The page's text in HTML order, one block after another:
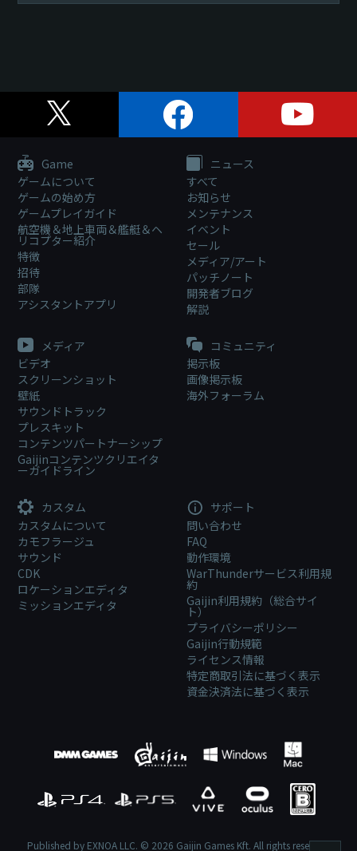
Game
ゲームについて
ゲームの始め方
ゲームプレイガイド
航空機＆地上車両＆艦艇＆ヘ
リコプター紹介
特徴
招待
部隊
アシスタントアプリ
ニュース
すべて
お知らせ
メンテナンス
イベント
セール
メディア/アート
パッチノート
開発者ブログ
解説
メディア
ビデオ
スクリーンショット
壁紙
サウンドトラック
プレスキット
コンテンツパートナーシップ
Gaijinコンテンツクリエイタ
ーガイドライン
コミュニティ
掲示板
画像掲示板
海外フォーラム
カスタム
カスタムについて
カモフラージュ
サウンド
CDK
ロケーションエディタ
ミッションエディタ
サポート
問い合わせ
FAQ
動作環境
WarThunderサービス利用規
約
Gaijin利用規約（総合サイ
ト）
プライバシーポリシー
Gaijin行動規範
ライセンス情報
特定商取引法に基づく表示
資金決済法に基づく表示
Published by EXNOA LLC. © 2026 Gaijin Games Kft. All rights reserved.